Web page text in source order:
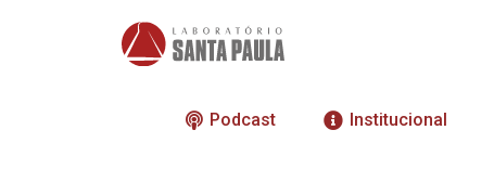
Podcast Institucional